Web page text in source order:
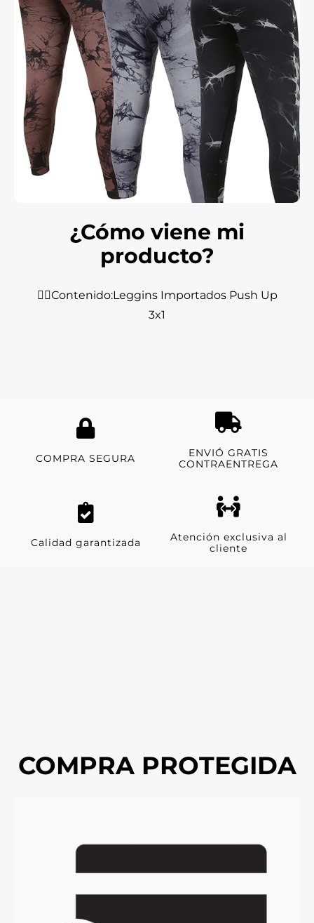
¿Cómo viene mi
producto?
🤸‍♀️Contenido:Leggins Importados Push Up
3x1
COMPRA SEGURA
ENVIÓ GRATIS
CONTRAENTREGA
Calidad garantizada
Atención exclusiva al
cliente
COMPRA PROTEGIDA